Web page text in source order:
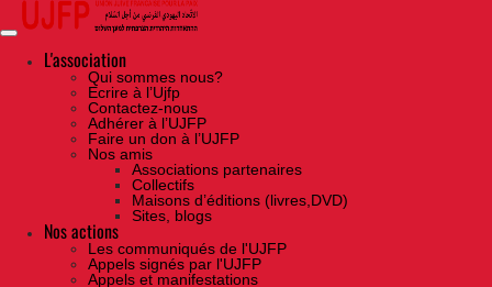
Skip
the
contentL'association
Qui sommes nous?
Ecrire à l’Ujfp
Contactez-nous
Adhérer à l’UJFP
Faire un don à l’UJFP
Nos amis
Associations partenaires
Collectifs
Maisons d’éditions (livres,DVD)
Sites, blogs
Nos actions
Les communiqués de l'UJFP
Appels signés par l'UJFP
Appels et manifestations